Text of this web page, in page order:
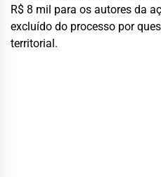
R$ 8 mil para os autores da
excluído do processo por
territorial.